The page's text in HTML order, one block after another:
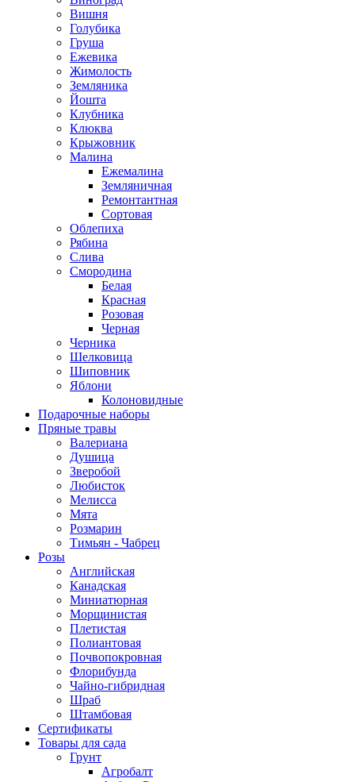
Вишня
Голубика
Груша
Ежевика
Жимолость
Земляника
Йошта
Клубника
Клюква
Крыжовник
Малина
Ежемалина
Земляничная
Ремонтантная
Сортовая
Облепиха
Рябина
Слива
Смородина
Белая
Красная
Розовая
Черная
Черника
Шелковица
Шиповник
Яблони
Колоновидные
Подарочные наборы
Пряные травы
Валериана
Душица
Зверобой
Любисток
Мелисса
Мята
Розмарин
Тимьян - Чабрец
Розы
Английская
Канадская
Миниатюрная
Морщинистая
Плетистая
Полиантовая
Почвопокровная
Флорибунда
Чайно-гибридная
Шраб
Штамбовая
Сертификаты
Товары для сада
Грунт
Агробалт